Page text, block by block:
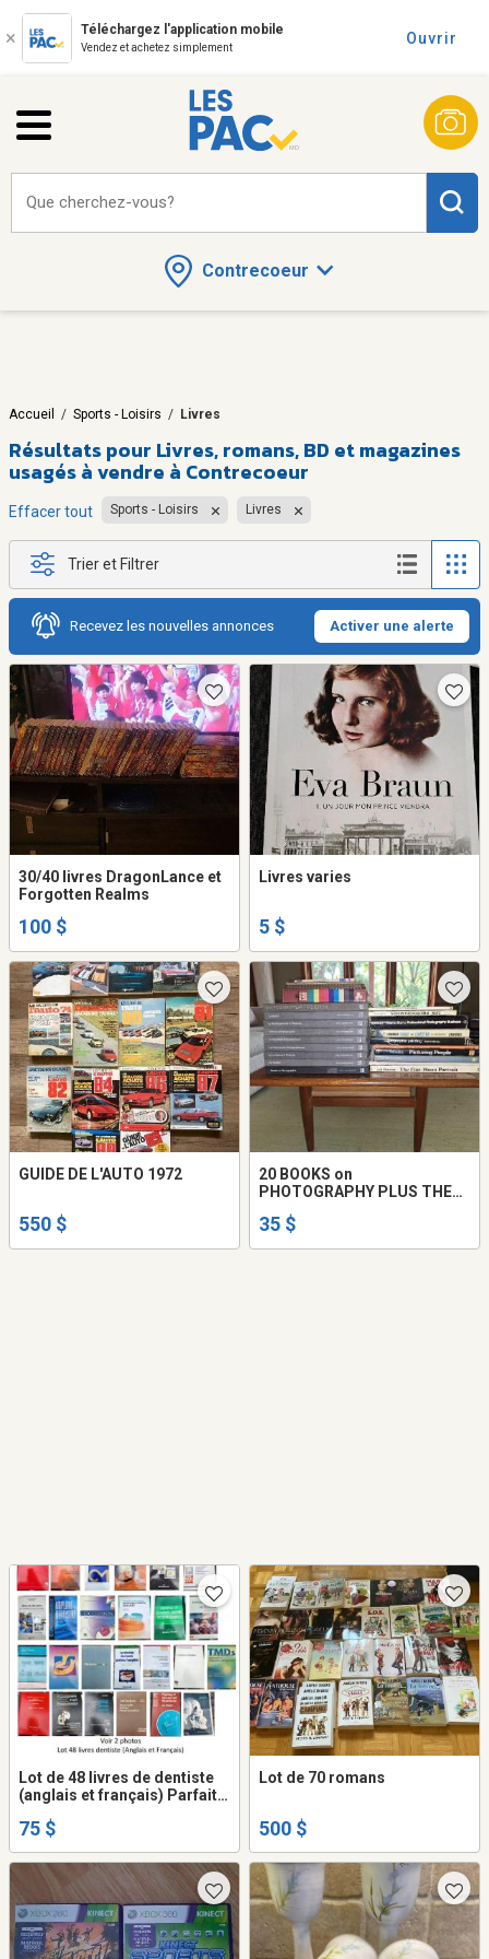
Téléchargez l'application mobile
Vendez et achetez simplement
Ouvrir
Contrecoeur
Que cherchez-vous?
Accueil / Sports - Loisirs / Livres
Résultats pour Livres, romans, BD et magazines
usagés à vendre à Contrecoeur
Effacer tout Sports - Loisirs Livres
Trier et Filtrer
Recevez les nouvelles annonces Activer une alerte
30/40 livres DragonLance et
Forgotten Realms
100 $
Livres varies
5 $
GUIDE DE L'AUTO 1972
550 $
20 BOOKS on
PHOTOGRAPHY PLUS THE
LIVRES sur la
35 $
Lot de 48 livres de dentiste
(anglais et français) Parfait
75 $
Lot de 70 romans
500 $